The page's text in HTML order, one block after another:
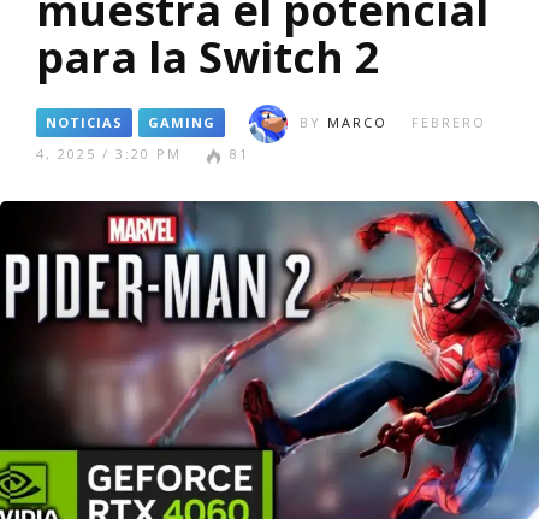
para la Switch 2
NOTICIAS GAMING BY MARCO
FEBRERO
4, 2025 / 3:20 PM
81